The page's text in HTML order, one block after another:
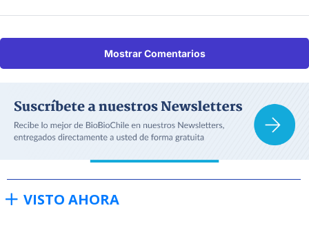
Mostrar Comentarios
VISTO AHORA